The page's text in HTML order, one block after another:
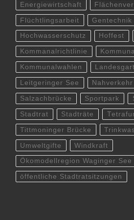
Energiewirtschaft
Flüchtlingsarbeit Gentechnik
Hochwasserschutz Hoffest
Kommanalrichtlinie
Kommunalwahlen
Leitgeringer See Nahverkehr
Salzachbrücke Sportpark
Stadtrat Stadträte
Tittmoninger Brücke
Umweltgifte Windkraft
Ökomodellregion Waginger See
öffentliche Stadtratsitzungen